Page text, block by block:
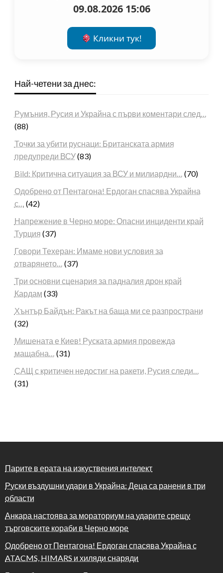
09.08.2026 15:06
Кликни тук!
Най-четени за днес:
Румъния, Русия и Украйна с първи коментари след…
(88)
Точки за убити руснаци: Британската армия
предупреди ВСУ(83)
Bild: Критична ситуация за ВСУ и милиардни… (70)
Одобрено от Пентагона! Ердоган спасява Украйна
с… (42)
Напрежение в Черно море: Опасни инциденти край
Турция (37)
Говори Техеран: Имаме нови условия за
отварянето… (37)
Три основни сценария за падналия дрон край
Кардам (33)
Хънтър Байдън: Ракът на баща ми се разпространи
(32)
Мишената е Киев! Руската армия провежда
мащабна… (31)
САЩ с критичен недостиг на ракети, Русия следи…
(31)
Парите в ерата на изкуствения интелект
Руски въздушни удари в Украйна: Деца са ранени в три
области
Анкара настоява за мораториум на ударите срещу
търговските кораби в Черно море
Одобрено от Пентагона! Ердоган спасява Украйна с
ATACMS, HIMARS и хиляди снаряди